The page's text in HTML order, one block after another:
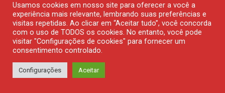
abril 2019 (177)
março 2019
fevereiro 2019
Usamos cookies em nosso site para oferecer a você a
experiência mais relevante, lembrando suas preferências e
visitas repetidas. Ao clicar em “Aceitar tudo”, você concorda
com o uso de TODOS os cookies. No entanto, você pode
visitar "Configurações de cookies" para fornecer um
consentimento controlado.
Configurações Aceitar